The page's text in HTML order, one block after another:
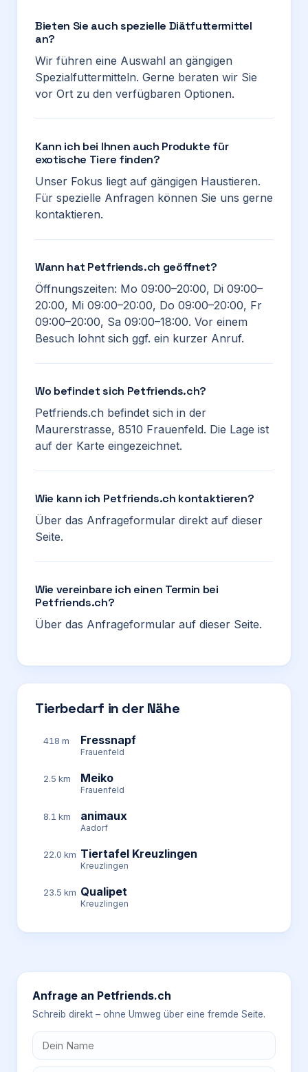
Bieten Sie auch spezielle Diätfuttermittel
an?
Wir führen eine Auswahl an gängigen
Spezialfuttermitteln. Gerne beraten wir Sie
vor Ort zu den verfügbaren Optionen.
Kann ich bei Ihnen auch Produkte für
exotische Tiere finden?
Unser Fokus liegt auf gängigen Haustieren.
Für spezielle Anfragen können Sie uns gerne
kontaktieren.
Wann hat Petfriends.ch geöffnet?
Öffnungszeiten: Mo 09:00–20:00, Di 09:00–
20:00, Mi 09:00–20:00, Do 09:00–20:00, Fr
09:00–20:00, Sa 09:00–18:00. Vor einem
Besuch lohnt sich ggf. ein kurzer Anruf.
Wo befindet sich Petfriends.ch?
Petfriends.ch befindet sich in der
Maurerstrasse, 8510 Frauenfeld. Die Lage ist
auf der Karte eingezeichnet.
Wie kann ich Petfriends.ch kontaktieren?
Über das Anfrageformular direkt auf dieser
Seite.
Wie vereinbare ich einen Termin bei
Petfriends.ch?
Über das Anfrageformular auf dieser Seite.
Tierbedarf in der Nähe
418 m Fressnapf
Frauenfeld
2.5 km Meiko
Frauenfeld
8.1 km animaux
Aadorf
22.0 km Tiertafel Kreuzlingen
Kreuzlingen
23.5 km Qualipet
Kreuzlingen
Anfrage an Petfriends.ch
Schreib direkt – ohne Umweg über eine fremde Seite.